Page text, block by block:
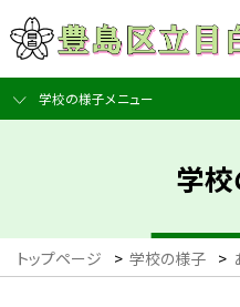
学校の様子メニュー
学
トップページ > 学校の様子 >